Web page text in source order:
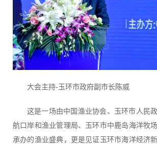
大会主持-玉环市政府副市长陈威
这是一场由中国渔业协会、玉环市人民
航口岸和渔业管理局、玉环市中鹿岛海洋牧
承办的渔业盛典，更是见证玉环市海洋经济